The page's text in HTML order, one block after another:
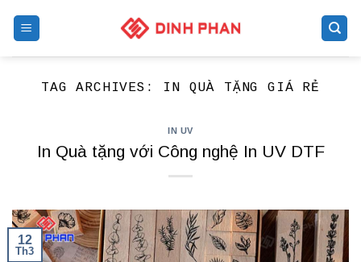
TAG ARCHIVES: IN QUÀ TẶNG GIÁ RẺ
IN UV
In Quà tặng với Công nghệ In UV DTF
12
Th3